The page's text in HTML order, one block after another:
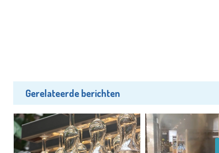
Gerelateerde berichten